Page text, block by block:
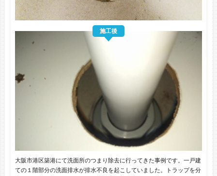
施工後
大阪市港区築港にて洗面所のつまり除去に行ってきた事例です。一戸建
ての１階部分の洗面排水が排水不良を起こしていました。トラップを分